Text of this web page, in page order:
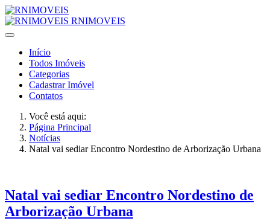
RNIMOVEIS
Início
Todos Imóveis
Categorias
Cadastrar Imóvel
Contatos
Você está aqui:
Página Principal
Notícias
Natal vai sediar Encontro Nordestino de Arborização Urbana
Natal vai sediar Encontro Nordestino de
Arborização Urbana